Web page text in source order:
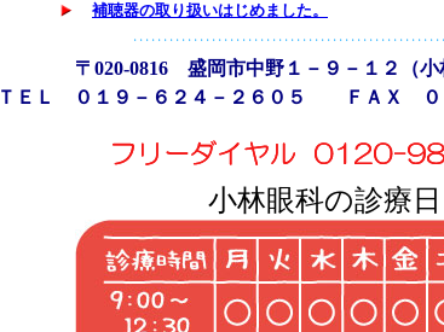
補聴器の取り扱いはじめました。
〒020-0816 盛岡市中野１－９－１２（小
ＴＥＬ ０１９－６２４－２６０５ ＦＡＸ ０
小林眼科の診療日